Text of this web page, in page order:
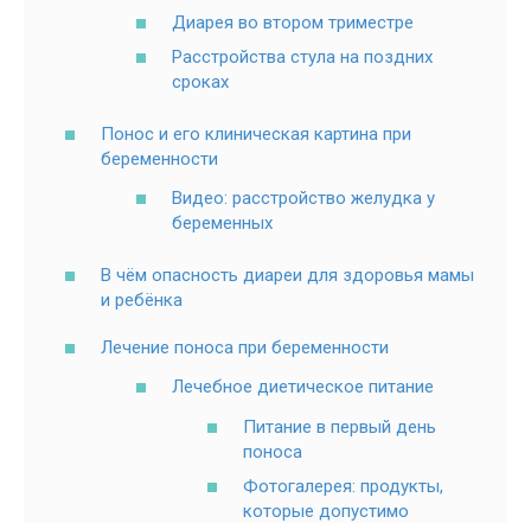
Диарея во втором триместре
Расстройства стула на поздних
сроках
Понос и его клиническая картина при
беременности
Видео: расстройство желудка у
беременных
В чём опасность диареи для здоровья мамы
и ребёнка
Лечение поноса при беременности
Лечебное диетическое питание
Питание в первый день
поноса
Фотогалерея: продукты,
которые допустимо